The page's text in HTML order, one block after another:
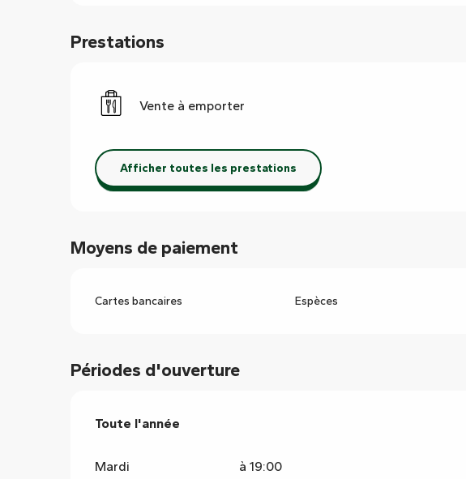
Prestations
Vente à emporter
Afficher toutes les prestations
Moyens de paiement
Cartes bancaires Espèces
Périodes d'ouverture
Toute l'année
Toute l'année
Mardi à 19:00